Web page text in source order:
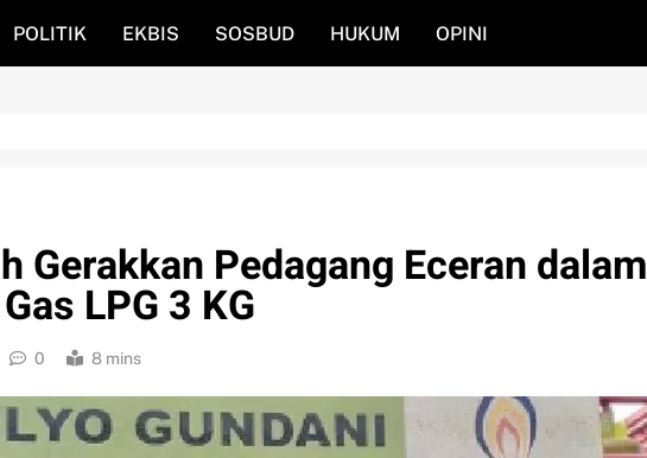
POLITIK EKBIS SOSBUD HUKUM OPINI
Gerakkan Pedagang Eceran dalam
LPG 3 KG
0 8 mins